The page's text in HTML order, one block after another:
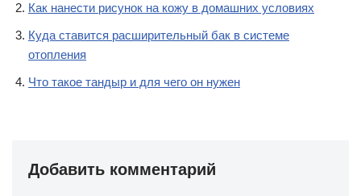
Как нанести рисунок на кожу в домашних условиях
Куда ставится расширительный бак в системе
отопления
Что такое тандыр и для чего он нужен
Добавить комментарий